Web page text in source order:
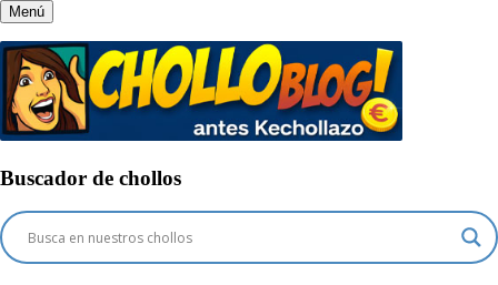
Menú
Buscador de chollos